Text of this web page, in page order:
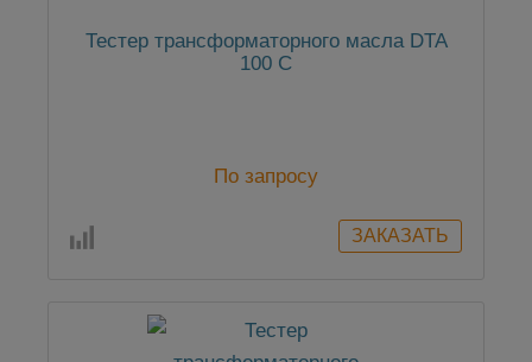
Тестер трансформаторного масла DTA
100 С
По запросу